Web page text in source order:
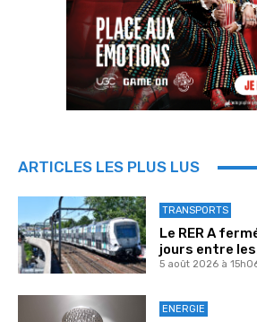
ARTICLES LES PLUS LUS
TRANSPORTS
Le RER A
jours entre
5 août 2026 à
ENERGIE